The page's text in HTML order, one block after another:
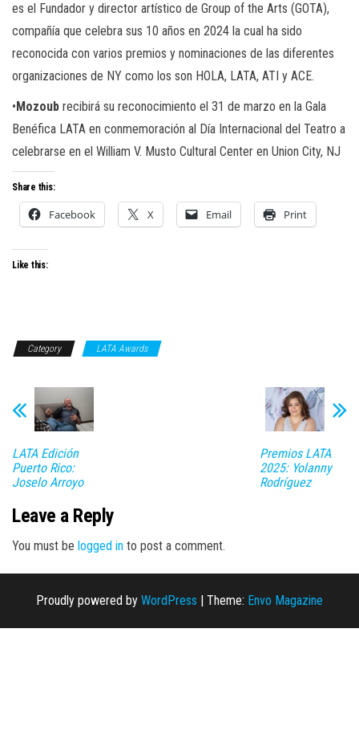
es el Fundador y director artístico de Group of the Arts (GOTA),
compañía que celebra sus 10 años en 2024 la cual ha sido
reconocida con varios premios y nominaciones de las diferentes
organizaciones de NY como los son HOLA, LATA, ATI y ACE.
• Mozoub recibirá su reconocimiento el 31 de marzo en la Gala
Benéfica LATA en conmemoración al Día Internacional del Teatro a
celebrarse en el William V. Musto Cultural Center en Union City, NJ
Share this:
Facebook X Email Print
Like this:
Category LATA Awards
LATA Edición
Puerto Rico:
Joselo Arroyo
Premios LATA
2025: Yolanny
Rodríguez
Leave a Reply
You must be logged in to post a comment.
Proudly powered by WordPress | Theme: Envo Magazine